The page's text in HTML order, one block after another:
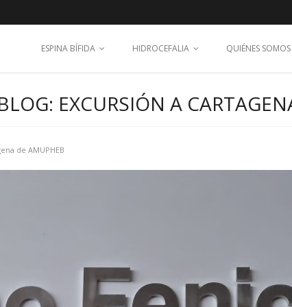
ESPINA BÍFIDA HIDROCEFALIA QUIÉNES SOMOS
EXCURSIÓN A
de AMUPHEB